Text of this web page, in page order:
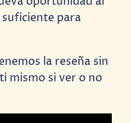
para
la reseña sin
mismo si ver o no